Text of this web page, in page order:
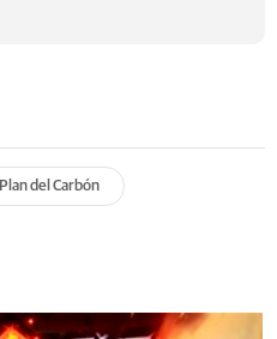
Plan del Carbón